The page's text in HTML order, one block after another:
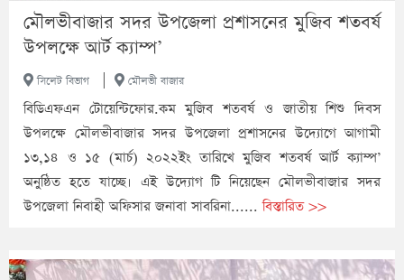
মৌলভীবাজার সদর উপজেলা প্রশাসনের মুজিব শতবর্ষ
উপলক্ষে আর্ট ক্যাম্প’
সিলেট বিভাগ মৌলভী বাজার
বিডিএফএন টোয়েন্টিফোর.কম মুজিব শতবর্ষ ও জাতীয় শিশু দিবস
উপলক্ষে মৌলভীবাজার সদর উপজেলা প্রশাসনের উদ্যোগে আগামী
১৩,১৪ ও ১৫ (মার্চ) ২০২২ইং তারিখে মুজিব শতবর্ষ আর্ট ক্যাম্প’
অনুষ্ঠিত হতে যাচ্ছে। এই উদ্যোগ টি নিয়েছেন মৌলভীবাজার সদর
উপজেলা নিবাহী অফিসার জনাবা সাবরিনা......বিস্তারিত >>